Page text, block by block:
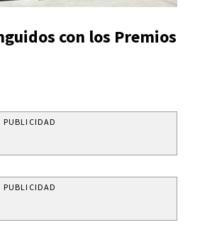
con los Premios
PUBLICIDAD
PUBLICIDAD